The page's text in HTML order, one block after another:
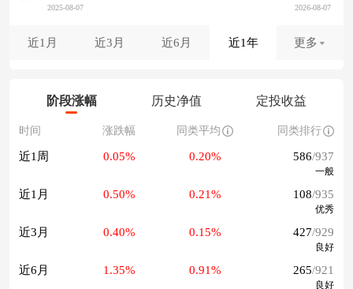
近1月 近3月 近6月 近1年 更多
阶段涨幅 历史净值 定投收益
时间 涨跌幅 同类平均 同类排行
近1周 0.05% 0.20% 586/937
一般
近1月 0.50% 0.21% 108/935
优秀
近3月 0.40% 0.15% 427/929
良好
近6月 1.35% 0.91% 265/921
良好